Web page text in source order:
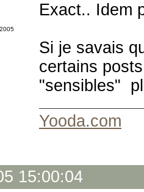
Exact.. Idem
Si je savais
certains
"sensibles"
Yooda.com
15:00:04